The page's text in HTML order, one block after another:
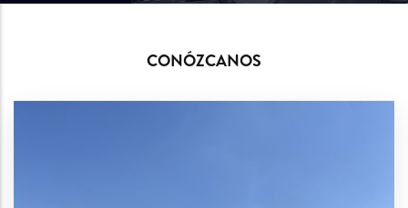
CONÓZCANOS